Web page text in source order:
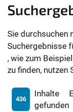
Sie durchsuchen
Suchergebnisse
, wie zum
zu finden, nutzen
436
Inhalte
gefunden